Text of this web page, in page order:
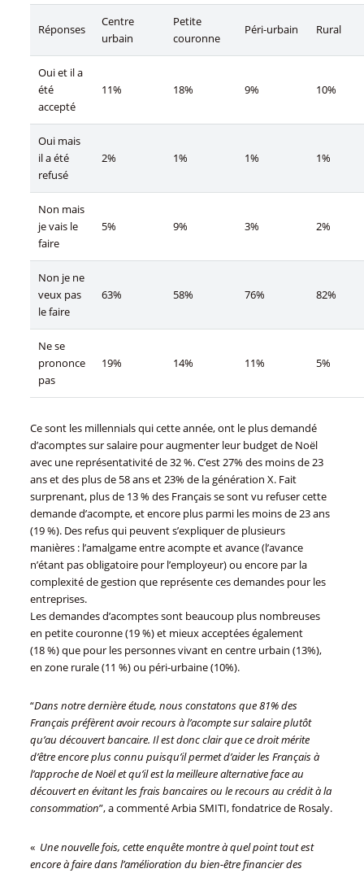
Réponses
Centre
urbain
Petite
couronne
Péri-urbain Rural
Oui et il a
été
accepté
11% 18% 9% 10%
Oui mais
il a été
refusé
2% 1% 1% 1%
Non mais
je vais le
faire
5% 9% 3% 2%
Non je ne
veux pas
le faire
63% 58% 76% 82%
Ne se
prononce
pas
19% 14% 11% 5%
Ce sont les millennials qui cette année, ont le plus demandé
d’acomptes sur salaire pour augmenter leur budget de Noël
avec une représentativité de 32 %. C’est 27% des moins de 23
ans et des plus de 58 ans et 23% de la génération X. Fait
surprenant, plus de 13 % des Français se sont vu refuser cette
demande d’acompte, et encore plus parmi les moins de 23 ans
(19 %). Des refus qui peuvent s’expliquer de plusieurs
manières : l’amalgame entre acompte et avance (l’avance
n’étant pas obligatoire pour l’employeur) ou encore par la
complexité de gestion que représente ces demandes pour les
entreprises.
Les demandes d’acomptes sont beaucoup plus nombreuses
en petite couronne (19 %) et mieux acceptées également
(18 %) que pour les personnes vivant en centre urbain (13%),
en zone rurale (11 %) ou péri-urbaine (10%).
“Dans notre dernière étude, nous constatons que 81% des
Français préfèrent avoir recours à l’acompte sur salaire plutôt
qu’au découvert bancaire. Il est donc clair que ce droit mérite
d’être encore plus connu puisqu’il permet d’aider les Français à
l’approche de Noël et qu’il est la meilleure alternative face au
découvert en évitant les frais bancaires ou le recours au crédit à la
consommation”, a commenté Arbia SMITI, fondatrice de Rosaly.
« Une nouvelle fois, cette enquête montre à quel point tout est
encore à faire dans l’amélioration du bien-être financier des